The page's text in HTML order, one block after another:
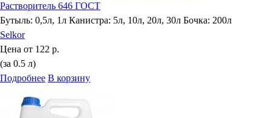
Растворитель 646 ГОСТ
Бутыль: 0,5л, 1л Канистра: 5л, 10л, 20л, 30л Бочка: 200л
Selkor
Цена от 122 р.
(за 0.5 л)
Подробнее В корзину